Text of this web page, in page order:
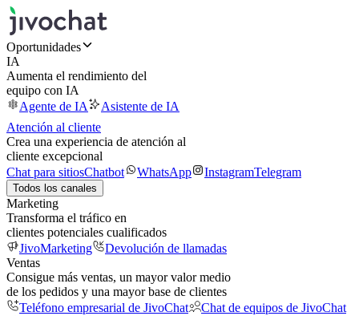
Oportunidades
IA
Aumenta el rendimiento del
equipo con IA
Agente de IA
Asistente de IA
Atención al cliente
Crea una experiencia de atención al
cliente excepcional
Chat para sitiosChatbot WhatsApp InstagramTelegram
Todos los canales
Marketing
Transforma el tráfico en
clientes potenciales cualificados
JivoMarketing
Devolución de llamadas
Ventas
Consigue más ventas, un mayor valor medio
de los pedidos y una mayor base de clientes
Teléfono empresarial de JivoChat
Chat de equipos de JivoChat